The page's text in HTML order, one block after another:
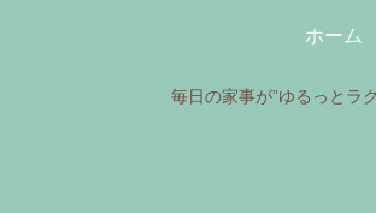
毎日の家事が”ゆるっとラ
ホーム